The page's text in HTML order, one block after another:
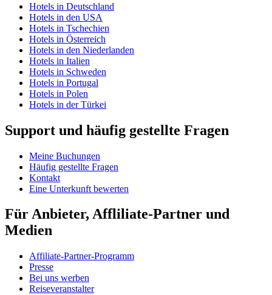
Hotels in Deutschland
Hotels in den USA
Hotels in Tschechien
Hotels in Österreich
Hotels in den Niederlanden
Hotels in Italien
Hotels in Schweden
Hotels in Portugal
Hotels in Polen
Hotels in der Türkei
Support und häufig gestellte Fragen
Meine Buchungen
Häufig gestellte Fragen
Kontakt
Eine Unterkunft bewerten
Für Anbieter, Affliliate-Partner und
Medien
Affiliate-Partner-Programm
Presse
Bei uns werben
Reiseveranstalter